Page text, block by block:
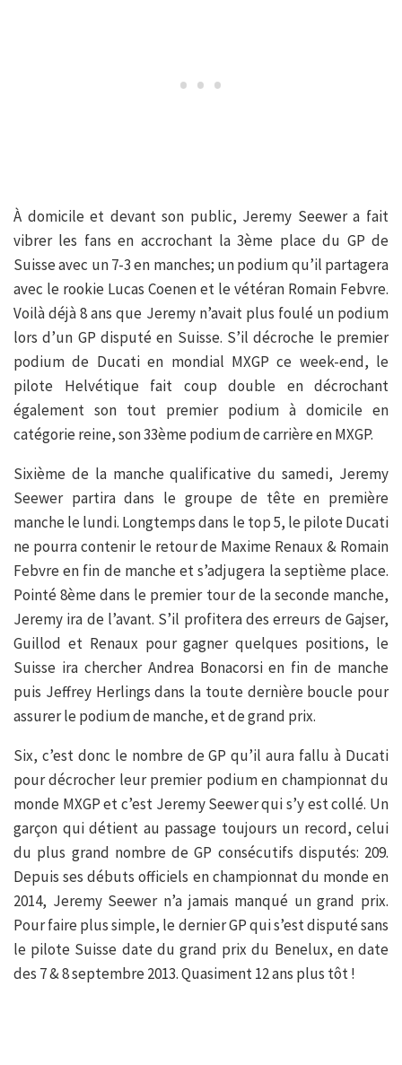
À domicile et devant son public, Jeremy Seewer a fait
vibrer les fans en accrochant la 3ème place du GP de
Suisse avec un 7-3 en manches; un podium qu’il partagera
avec le rookie Lucas Coenen et le vétéran Romain Febvre.
Voilà déjà 8 ans que Jeremy n’avait plus foulé un podium
lors d’un GP disputé en Suisse. S’il décroche le premier
podium de Ducati en mondial MXGP ce week-end, le
pilote Helvétique fait coup double en décrochant
également son tout premier podium à domicile en
catégorie reine, son 33ème podium de carrière en MXGP.
Sixième de la manche qualificative du samedi, Jeremy
Seewer partira dans le groupe de tête en première
manche le lundi. Longtemps dans le top 5, le pilote Ducati
ne pourra contenir le retour de Maxime Renaux & Romain
Febvre en fin de manche et s’adjugera la septième place.
Pointé 8ème dans le premier tour de la seconde manche,
Jeremy ira de l’avant. S’il profitera des erreurs de Gajser,
Guillod et Renaux pour gagner quelques positions, le
Suisse ira chercher Andrea Bonacorsi en fin de manche
puis Jeffrey Herlings dans la toute dernière boucle pour
assurer le podium de manche, et de grand prix.
Six, c’est donc le nombre de GP qu’il aura fallu à Ducati
pour décrocher leur premier podium en championnat du
monde MXGP et c’est Jeremy Seewer qui s’y est collé. Un
garçon qui détient au passage toujours un record, celui
du plus grand nombre de GP consécutifs disputés: 209.
Depuis ses débuts officiels en championnat du monde en
2014, Jeremy Seewer n’a jamais manqué un grand prix.
Pour faire plus simple, le dernier GP qui s’est disputé sans
le pilote Suisse date du grand prix du Benelux, en date
des 7 & 8 septembre 2013. Quasiment 12 ans plus tôt !